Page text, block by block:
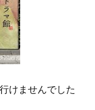
けませんでした